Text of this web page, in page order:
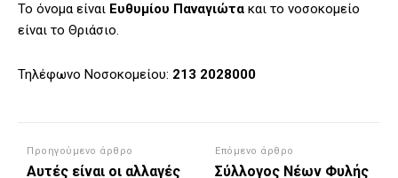
Το όνομα είναι Ευθυμίου Παναγιώτα και το νοσοκομείο
είναι το Θριάσιο.
Τηλέφωνο Νοσοκομείου: 213 2028000
Προηγούμενο άρθρο
Αυτές είναι οι αλλαγές
Επόμενο άρθρο
Σύλλογος Νέων Φυλής